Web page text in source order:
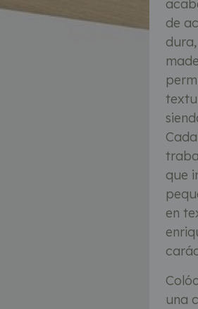
de
que
en
una